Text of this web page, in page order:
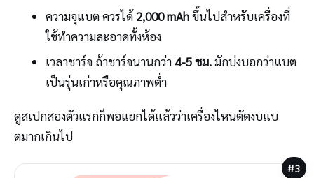
ความจุแบต ควรได้2,000 mAhขึ้นไปสำหรับเครื่องที่
ใช้ทำความสะอาดทั้งห้อง
เวลาชาร์จ ถ้าชาร์จนานกว่า 4-5 ชม.มักบ่งบอกว่าแบต
เป็นรุ่นเก่าหรือคุณภาพต่ำ
ดูสเปกสองตัวแรกก็พอแยกได้แล้วว่าเครื่องไหนตัดงบแบ
ตมากเกินไป
#3